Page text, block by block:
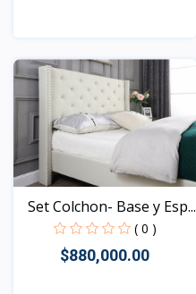
Vista
Set Colchon- Base y Esp...
( 0 )
$880,000.00